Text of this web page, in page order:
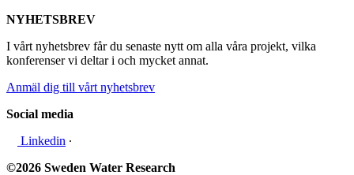
NYHETSBREV
I vårt nyhetsbrev får du senaste nytt om alla våra projekt, vilka
konferenser vi deltar i och mycket annat.
Anmäl dig till vårt nyhetsbrev
Social media
Linkedin ∙
©2026 Sweden Water Research